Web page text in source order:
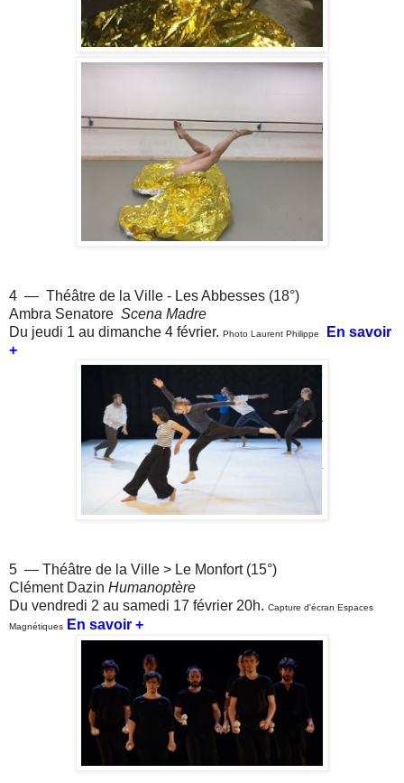
4 — Théâtre de la Ville - Les Abbesses (18°)
Ambra Senatore Scena Madre
Du jeudi 1 au dimanche 4 février. Photo Laurent Philippe
En savoir
+
5 — Théâtre de la Ville > Le Monfort (15°)
Clément Dazin Humanoptère
Du vendredi 2 au samedi 17 février 20h. Capture d'écran Espaces
Magnétiques
En savoir +